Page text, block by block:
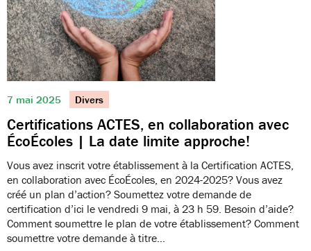
7 mai 2025 Divers
Certifications ACTES, en collaboration avec
ÉcoÉcoles | La date limite approche!
Vous avez inscrit votre établissement à la Certification ACTES,
en collaboration avec ÉcoÉcoles, en 2024-2025? Vous avez
créé un plan d’action? Soumettez votre demande de
certification d’ici le vendredi 9 mai, à 23 h 59. Besoin d’aide?
Comment soumettre le plan de votre établissement? Comment
soumettre votre demande à titre…